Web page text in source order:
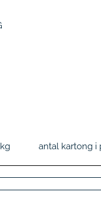
kg antal kartong i